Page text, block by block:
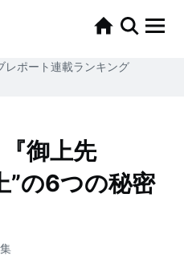
レポート連載ランキング
御上先
”の6つの秘密